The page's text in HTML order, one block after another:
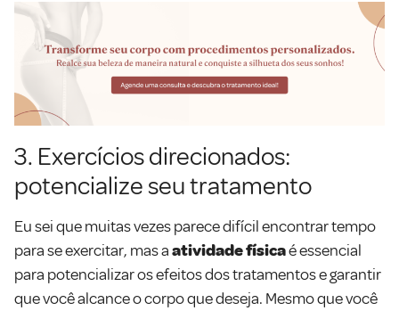
3. Exercícios direcionados:
potencialize seu tratamento
Eu sei que muitas vezes parece difícil encontrar tempo
para se exercitar, mas aatividade físicaé essencial
para potencializar os efeitos dos tratamentos e garantir
que você alcance o corpo que deseja. Mesmo que você